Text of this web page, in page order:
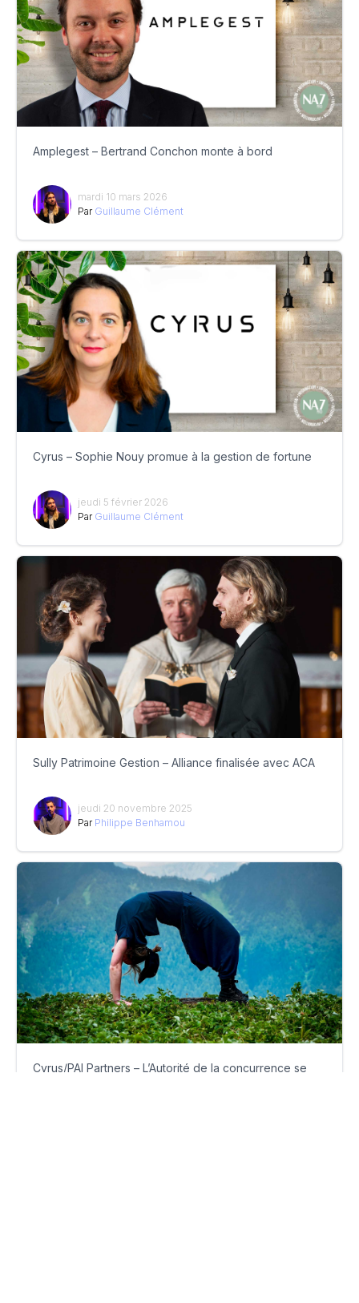
Amplegest – Bertrand Conchon monte à bord
mardi 10 mars 2026
Par Guillaume Clément
Cyrus – Sophie Nouy promue à la gestion de fortune
jeudi 5 février 2026
Par Guillaume Clément
Sully Patrimoine Gestion – Alliance finalisée avec ACA
jeudi 20 novembre 2025
Par Philippe Benhamou
Cyrus/PAI Partners – L’Autorité de la concurrence se